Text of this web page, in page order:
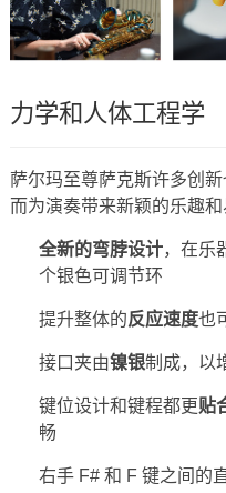
力学和人体工程学
萨尔玛至尊萨克斯许多创
而为演奏带来新颖的乐趣和
全新的弯脖设计，在乐
个银色可调节环
提升整体的反应速度也
接口夹由镍银制成，以
键位设计和键程都更贴
畅
右手 F# 和 F 键之间的